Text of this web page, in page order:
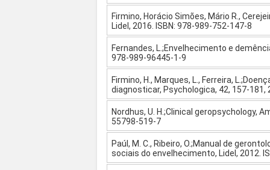
Firmino, Horácio Simões, Mário R.,
Lidel, 2016. ISBN: 978-989-752-147-8
Fernandes, L.;Envelhecimento e
978-989-96445-1-9
Firmino, H., Marques, L., Ferreira,
diagnosticar, Psychologica, 42, 157-181,
Nordhus, U. H.;Clinical geropsychology,
55798-519-7
Paúl, M. C., Ribeiro, O.;Manual de
sociais do envelhecimento, Lidel, 2012.